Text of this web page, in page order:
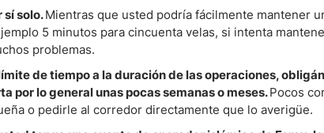
sí solo.Mientras que usted podría fácilmente mantener
5 minutos para cincuenta velas, si intenta
problemas.
de tiempo a la duración de las operaciones,
por lo general unas pocas semanas o meses.Pocos
o pedirle al corredor directamente que lo averigüe.